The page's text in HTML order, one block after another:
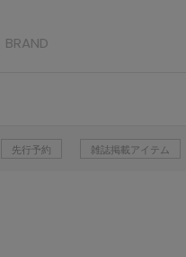
BRAND
先行予約 雑誌掲載アイテム